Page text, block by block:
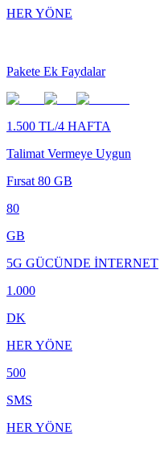
HER YÖNE
Pakete Ek Faydalar
1.500 TL/4 HAFTA
Talimat Vermeye Uygun
Fırsat 80 GB
80
GB
5G GÜCÜNDE İNTERNET
1.000
DK
HER YÖNE
500
SMS
HER YÖNE